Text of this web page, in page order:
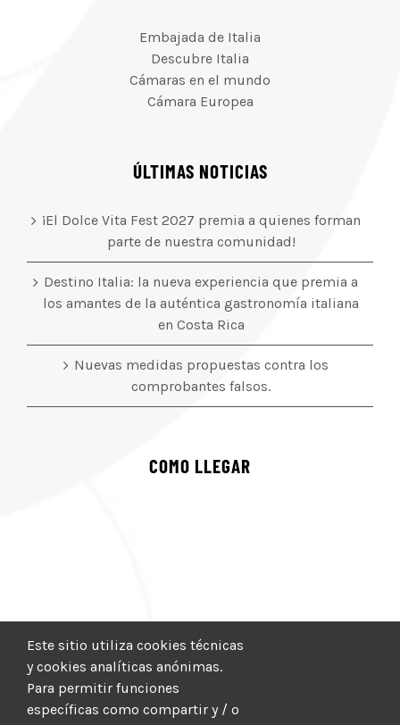
Embajada de Italia
Descubre Italia
Cámaras en el mundo
Cámara Europea
ÚLTIMAS NOTICIAS
¡El Dolce Vita Fest 2027 premia a quienes forman
parte de nuestra comunidad!
Destino Italia: la nueva experiencia que premia a
los amantes de la auténtica gastronomía italiana
en Costa Rica
Nuevas medidas propuestas contra los
comprobantes falsos.
COMO LLEGAR
Este sitio utiliza cookies técnicas
y cookies analíticas anónimas.
Para permitir funciones
específicas como compartir y / o